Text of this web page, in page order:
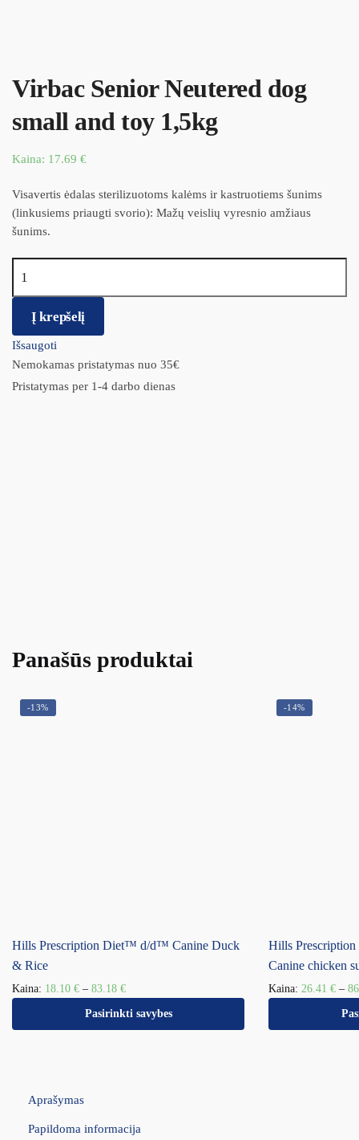
Virbac Senior Neutered dog
small and toy 1,5kg
Kaina: 17.69 €
Visavertis ėdalas sterilizuotoms kalėms ir kastruotiems šunims
(linkusiems priaugti svorio): Mažų veislių vyresnio amžiaus
šunims.
Į krepšelį
Išsaugoti
Nemokamas pristatymas nuo 35€
Pristatymas per 1-4 darbo dienas
Panašūs produktai
-13%
Hills Prescription Diet™ d/d™ Canine Duck
& Rice
Kaina: 18.10 € – 83.18 €
Pasirinkti savybes
-14%
Hills
Canine chicken
Kaina: 26.41 € –
Aprašymas
Papildoma informacija